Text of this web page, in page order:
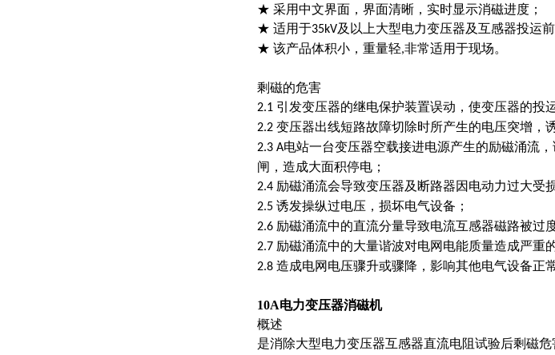
★ 采用中文界面，界面清晰，实时显示消磁进度；
★ 适用于35kV及以上大型电力变压器及互感器投运
★ 该产品体积小，重量轻,非常适用于现场。
剩磁的危害
2.1 引发变压器的继电保护装置误动，使变压器的投
2.2 变压器出线短路故障切除时所产生的电压突增，
2.3 A电站一台变压器空载接进电源产生的励磁涌流
闸，造成大面积停电；
2.4 励磁涌流会导致变压器及断路器因电动力过大受
2.5 诱发操纵过电压，损坏电气设备；
2.6 励磁涌流中的直流分量导致电流互感器磁路被过
2.7 励磁涌流中的大量谐波对电网电能质量造成严重
2.8 造成电网电压骤升或骤降，影响其他电气设备正
10A电力变压器消磁机
概述
是消除大型电力变压器互感器直流电阻试验后剩磁